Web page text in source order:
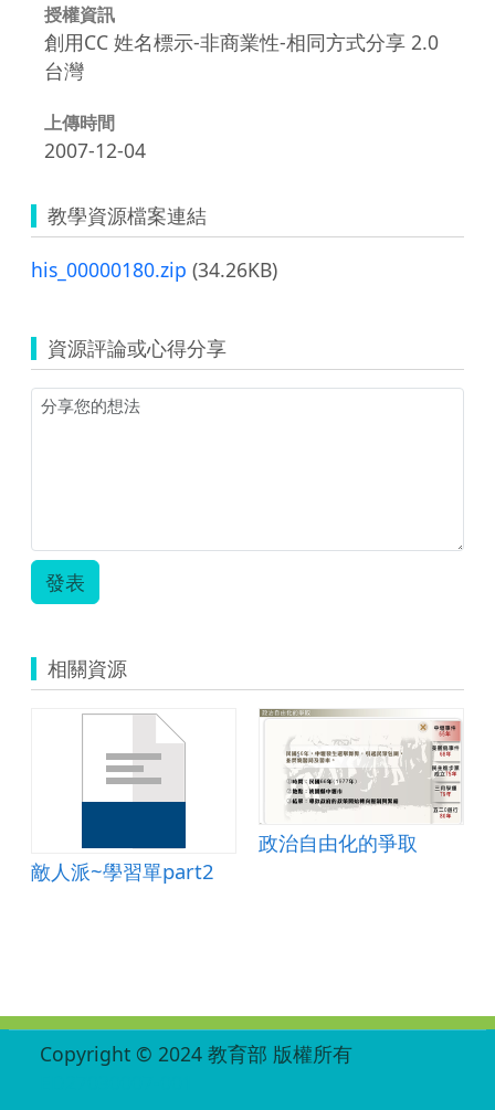
授權資訊
創用CC 姓名標示-非商業性-相同方式分享 2.0
台灣
上傳時間
2007-12-04
教學資源檔案連結
his_00000180.zip (34.26KB)
資源評論或心得分享
發表
相關資源
敵人派~學習單part2
政治自由化的爭取
Copyright © 2024 教育部 版權所有